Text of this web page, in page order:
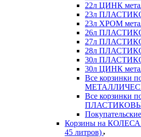
22л ЦИНК
23л
23л ХРОМ
26л
27л
28л
30л
30л ЦИНК
Все корзинки
Все корзинки
Корзины на
45 литров)